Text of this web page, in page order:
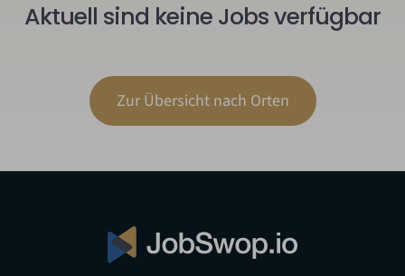
Aktuell sind keine Jobs verfügbar
Zur Übersicht nach Orten